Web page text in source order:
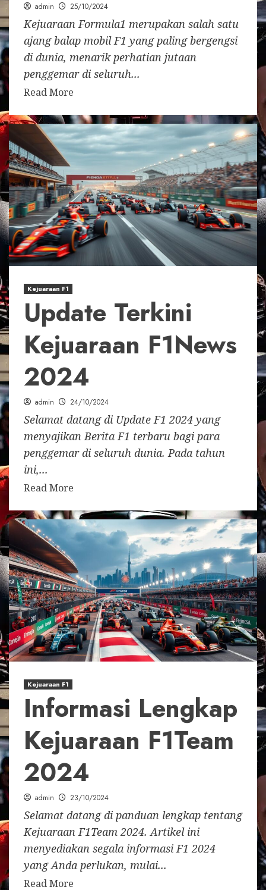
admin 25/10/2024
Kejuaraan Formula1 merupakan salah satu
ajang balap mobil F1 yang paling bergengsi
di dunia, menarik perhatian jutaan
penggemar di seluruh...
Read More
Kejuaraan F1
Update Terkini
Kejuaraan F1News
2024
admin 24/10/2024
Selamat datang di Update F1 2024 yang
menyajikan Berita F1 terbaru bagi para
penggemar di seluruh dunia. Pada tahun
ini,...
Read More
Kejuaraan F1
Informasi Lengkap
Kejuaraan F1Team
2024
admin 23/10/2024
Selamat datang di panduan lengkap tentang
Kejuaraan F1Team 2024. Artikel ini
menyediakan segala informasi F1 2024
yang Anda perlukan, mulai...
Read More